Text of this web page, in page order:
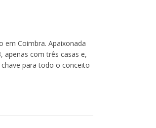
em Coimbra. Apaixonada
apenas com três casas e,
para todo o conceito